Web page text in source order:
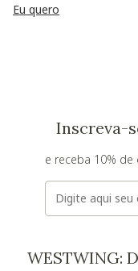
Eu quero
Inscreva-
e receba 10%
E-mail
WESTWING: